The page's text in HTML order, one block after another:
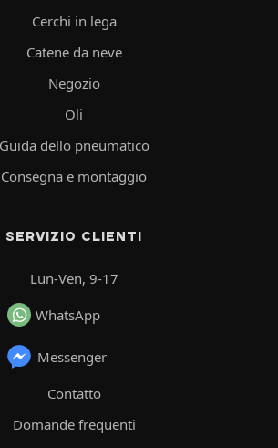
Cerchi in lega
Catene da neve
Negozio
Oli
Guida dello pneumatico
Consegna e montaggio
SERVIZIO CLIENTI
Lun-Ven, 9-17
WhatsApp
Messenger
Contatto
Domande frequenti